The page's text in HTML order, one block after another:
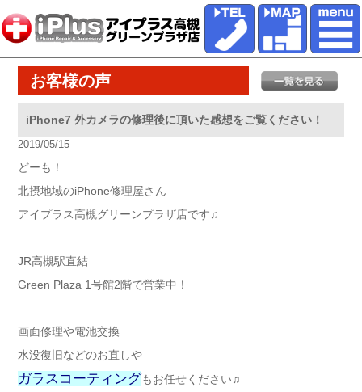
お客様の声
iPhone7 外カメラの修理後に頂いた感想をご覧ください！
2019/05/15
どーも！
北摂地域のiPhone修理屋さん
アイプラス高槻グリーンプラザ店です♫
JR高槻駅直結
Green Plaza 1号館2階で営業中！
画面修理や電池交換
水没復旧などのお直しや
ガラスコーティングもお任せください♫